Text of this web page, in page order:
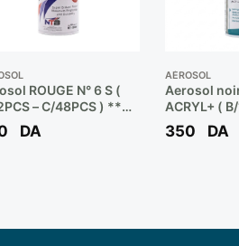
ROUGE N° 6 S (
– C/48PCS ) **
DA
AÉROSOL
Aerosol
ACRYL+ (
SPRAYTEC
350 DA